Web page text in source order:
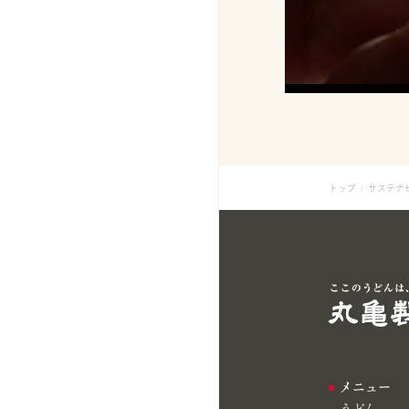
トップ サステナ
メニュー